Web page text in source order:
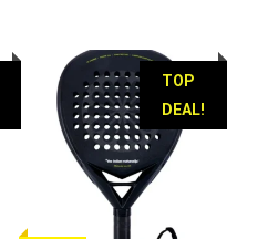
€ 239,95.€ 164,95.
TOP
DEAL!